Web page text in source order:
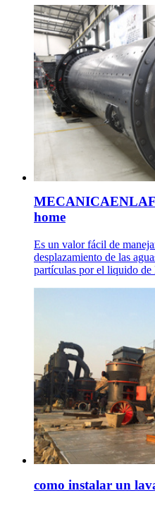
home
Es un valor fácil de
desplazamiento de las
partículas por el liquido de
como instalar un